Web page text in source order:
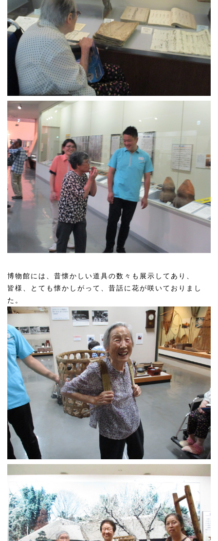
博物館には、昔懐かしい道具の数々も展示してあり、
皆様、とても懐かしがって、昔話に花が咲いておりまし
た。